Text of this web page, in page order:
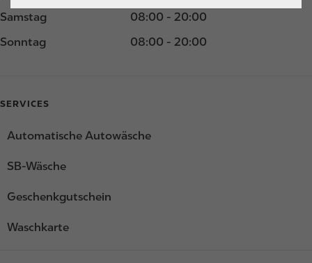
Samstag
08:00 - 20:00
Sonntag
08:00 - 20:00
SERVICES
Automatische Autowäsche
SB-Wäsche
Geschenkgutschein
Waschkarte